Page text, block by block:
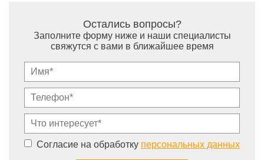
Остались вопросы?
Заполните форму ниже и наши специалисты
свяжутся с вами в ближайшее время
Согласие на обработку персональных данных